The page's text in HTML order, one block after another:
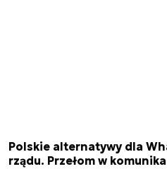
Polskie alternatywy dla
rządu. Przełom w